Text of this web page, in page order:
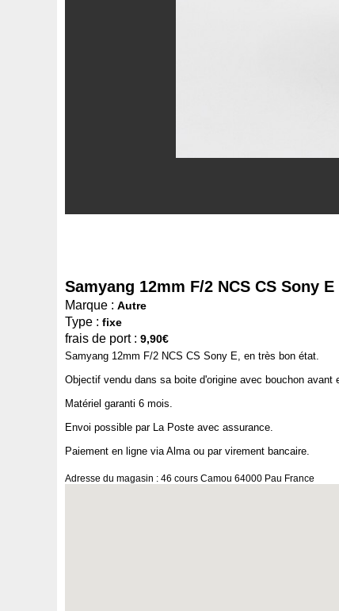
Samyang 12mm F/2 NCS CS Sony E
Marque : Autre
Type : fixe
frais de port : 9,90€
Samyang 12mm F/2 NCS CS Sony E, en très bon état.
Objectif vendu dans sa boite d'origine avec bouchon avant
Matériel garanti 6 mois.
Envoi possible par La Poste avec assurance.
Paiement en ligne via Alma ou par virement bancaire.
Adresse du magasin : 46 cours Camou 64000 Pau France